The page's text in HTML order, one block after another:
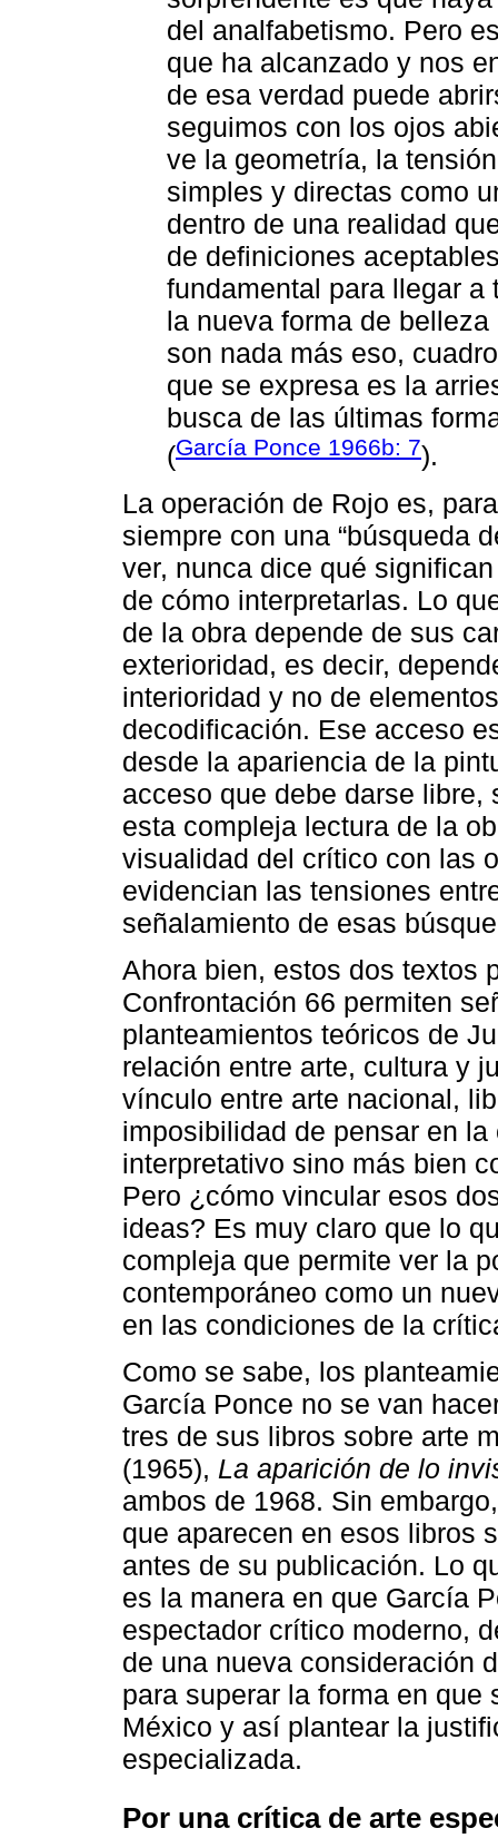
del analfabetismo. Pero
que ha alcanzado y nos
de esa verdad puede
seguimos con los ojos
ve la geometría, la
simples y directas como
dentro de una realidad
de definiciones
fundamental para llegar
la nueva forma de
son nada más eso,
que se expresa es la
busca de las últimas
(García Ponce 1966b: 7).
La operación de Rojo es,
siempre con una “búsqueda
ver, nunca dice qué
de cómo interpretarlas. Lo
de la obra depende de sus
exterioridad, es decir,
interioridad y no de
decodificación. Ese acceso
desde la apariencia de la
acceso que debe darse
esta compleja lectura de la
visualidad del crítico con las
evidencian las tensiones
señalamiento de esas
Ahora bien, estos dos textos
Confrontación 66 permiten
planteamientos teóricos de
relación entre arte, cultura y
vínculo entre arte nacional,
imposibilidad de pensar en
interpretativo sino más bien
Pero ¿cómo vincular esos
ideas? Es muy claro que lo
compleja que permite ver la
contemporáneo como un
en las condiciones de la
Como se sabe, los
García Ponce no se van
tres de sus libros sobre arte
(1965), La aparición de lo
ambos de 1968. Sin
que aparecen en esos libros
antes de su publicación. Lo
es la manera en que García
espectador crítico moderno,
de una nueva consideración
para superar la forma en que
México y así plantear la
especializada.
Por una crítica de arte